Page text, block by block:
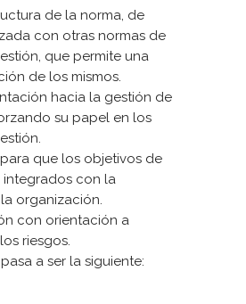
de la norma, de
con otras normas de
que permite una
de los mismos.
hacia la gestión de
su papel en los
que los objetivos de
integrados con la
organización.
con orientación a
riesgos.
a ser la siguiente: